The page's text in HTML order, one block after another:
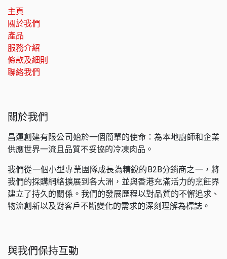
主頁
關於我們
產品
服務介紹
條款及細則
聯絡我們
關於我們
昌運創建有限公司始於一個簡單的使命：為本地廚師和企業
供應世界一流且品質不妥協的冷凍肉品。
我們從一個小型專業團隊成長為精銳的B2B分銷商之一，將
我們的採購網絡擴展到各大洲，並與香港充滿活力的烹飪界
建立了持久的關係。我們的發展歷程以對品質的不懈追求、
物流創新以及對客戶不斷變化的需求的深刻理解為標誌。
與我們保持互動